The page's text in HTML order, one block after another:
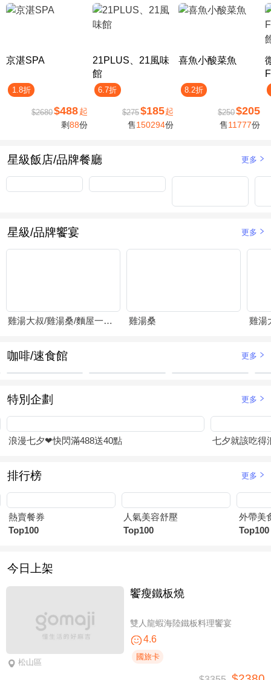
京湛SPA
1.8折
$2680$488 起
剩88份
21PLUS、21風味
館
6.7折
$275$185起
售150294份
喜魚小酸菜魚
8.2折
$250$205
售11777份
星級飯店/品牌餐廳 更多
星級/品牌饗宴 更多
雞湯大叔/雞湯桑/麵屋一燈/賴山嶼 雞湯桑 雞湯
咖啡/速食館 更多
特別企劃 更多
浪漫七夕❤快閃滿488送40點 七夕就該吃
排行榜 更多
熱賣餐券
Top100
人氣美容舒壓
Top100
外帶美
Top100
今日上架
松山區
饗瘦鐵板燒
雙人龍蝦海陸鐵板料理饗宴
4.6
國旅卡